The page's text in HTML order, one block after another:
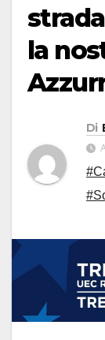
la
Di